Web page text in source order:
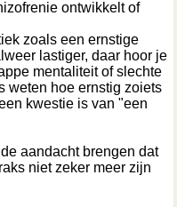
ontwikkelt of
zoals een ernstige
lastiger, daar hoor je
mentaliteit of slechte
weten hoe ernstig zoiets
kwestie is van "een
aandacht brengen dat
niet zeker meer zijn